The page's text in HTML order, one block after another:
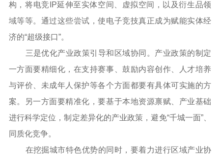
构，将电竞IP延伸至实体空间、虚拟空间，以及衍生品领
域等等。通过这些尝试，使电子竞技真正成为赋能实体经
济的“超级接口”。
三是优化产业政策引导和区域协同。产业政策的制定
一方面要精细化，在支持赛事、鼓励内容创作、人才培养
与评价、未成年人保护等各个方面都要有具体可实施的方
案。另一方面要精准化，要基于本地资源禀赋、产业基础
进行科学定位，制定差异化的产业政策，避免“千城一面”、
同质化竞争。
在挖掘城市特色优势的同时，要着力进行区域产业协